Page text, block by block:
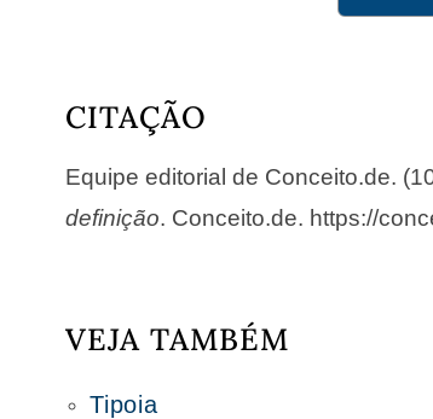
CITAÇÃO
Equipe editorial de Conceito.de.
definição. Conceito.de. https://
VEJA TAMBÉM
Tipoia